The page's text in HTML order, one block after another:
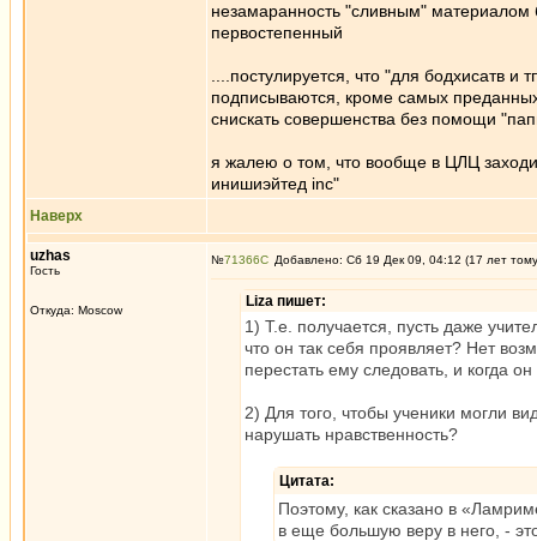
незамаранность "сливным" материалом
первостепенный
....постулируется, что "для бодхисатв и
подписываются, кроме самых
снискать совершенства без помощи
я жалею о том, что вообще в ЦЛЦ
инишиэйтед inc"
Наверх
uzhas
Гость
Откуда: Moscow
№71366 Добавлено: Сб 19 Дек 09, 04:12 (17 лет
Liza пишет:
1) Т.е. получается, пусть даже
что он так себя проявляет? Нет
перестать ему следовать, и когда
2) Для того, чтобы ученики могли
нарушать нравственность?
Цитата:
Поэтому, как сказано в
в еще большую веру в него, -